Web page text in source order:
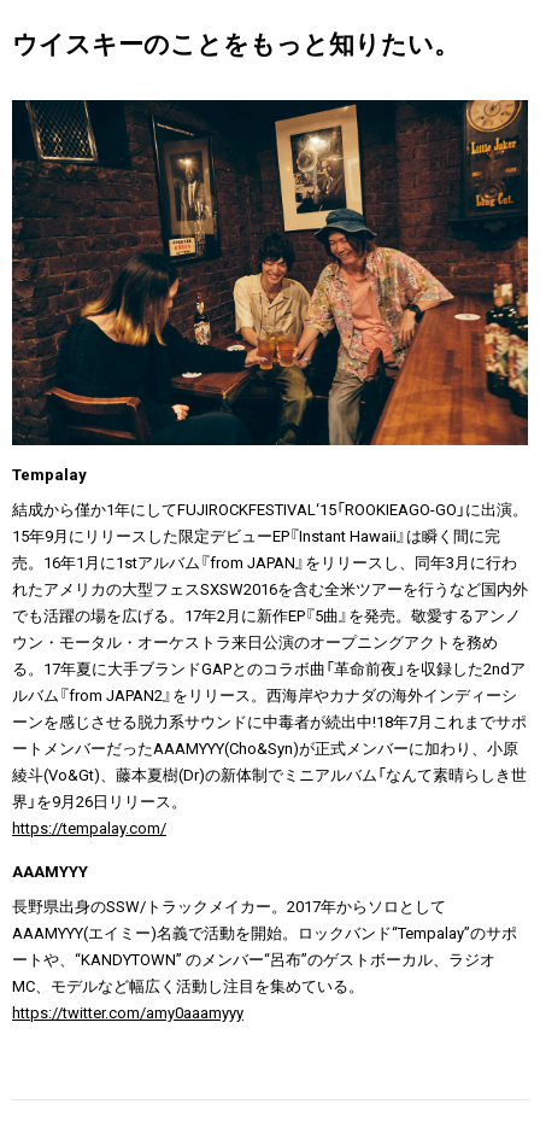
ウイスキーのことをもっと知りたい。
Tempalay
結成から僅か1年にしてFUJIROCKFESTIVAL‘15「ROOKIEAGO-GO」に出演。
15年9月にリリースした限定デビューEP『Instant Hawaii』は瞬く間に完
売。16年1月に1stアルバム『from JAPAN』をリリースし、同年3月に行わ
れたアメリカの大型フェスSXSW2016を含む全米ツアーを行うなど国内外
でも活躍の場を広げる。17年2月に新作EP『5曲』を発売。敬愛するアンノ
ウン・モータル・オーケストラ来日公演のオープニングアクトを務め
る。17年夏に大手ブランドGAPとのコラボ曲「革命前夜」を収録した2ndア
ルバム『from JAPAN2』をリリース。西海岸やカナダの海外インディーシ
ーンを感じさせる脱力系サウンドに中毒者が続出中!18年7月これまでサポ
ートメンバーだったAAAMYYY(Cho&Syn)が正式メンバーに加わり、小原
綾斗(Vo&Gt)、藤本夏樹(Dr)の新体制でミニアルバム「なんて素晴らしき世
界」を9月26日リリース。
https://tempalay.com/
AAAMYYY
長野県出身のSSW/トラックメイカー。2017年からソロとして
AAAMYYY(エイミー)名義で活動を開始。ロックバンド“Tempalay”のサポ
ートや、“KANDYTOWN” のメンバー“呂布”のゲストボーカル、ラジオ
MC、モデルなど幅広く活動し注目を集めている。
https://twitter.com/amy0aaamyyy